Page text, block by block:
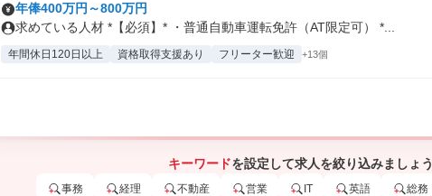
年俸400万円～800万円
求めている人材 *【必須】* ・普通自動車運転免許（AT限定可） *...
年間休日120日以上 資格取得支援あり フリーター歓迎 +13個
キーワードを設定して求人を絞り込みましょう
事務 経理 不動産 営業 IT 英語 総務